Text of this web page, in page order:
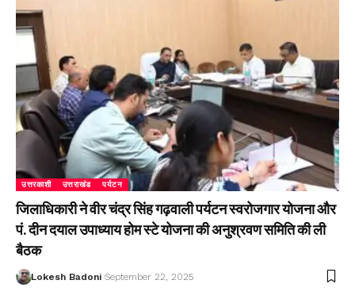
उत्तरकाशी उत्तराखंड पर्यटन
जिलाधिकारी ने वीर चंद्र सिंह गढ़वाली पर्यटन स्वरोजगार योजना और
पं. दीन दयाल उपाध्याय होम स्टे योजना की अनुश्रवण समिति की ली
बैठक
Lokesh Badoni September 22, 2025